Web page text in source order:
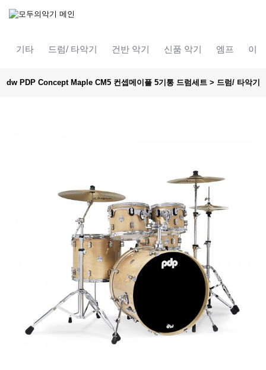
기타 드럼/ 타악기 건반 악기 신품 악기 엠프 이
dw PDP Concept Maple CM5 컨셉메이플 5기통 드럼세트 > 드럼/ 타악기